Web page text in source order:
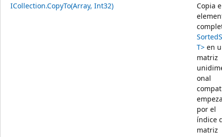
ICollection.CopyTo(Array, Int32)
Copia
T> en
matriz
onal
por el
índice
matriz